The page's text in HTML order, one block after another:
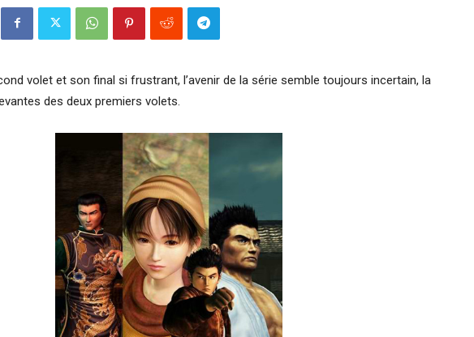
volet et son final si frustrant, l’avenir de la série semble toujours incertain, la
des deux premiers volets.